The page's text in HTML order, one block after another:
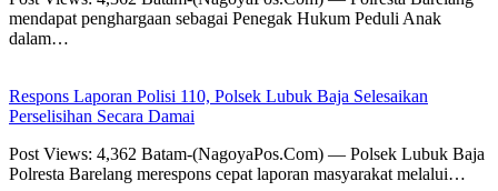
mendapat penghargaan sebagai Penegak Hukum Peduli Anak
dalam…
Respons Laporan Polisi 110, Polsek Lubuk Baja Selesaikan
Perselisihan Secara Damai
Post Views: 4,362 Batam-(NagoyaPos.Com) — Polsek Lubuk Baja
Polresta Barelang merespons cepat laporan masyarakat melalui…